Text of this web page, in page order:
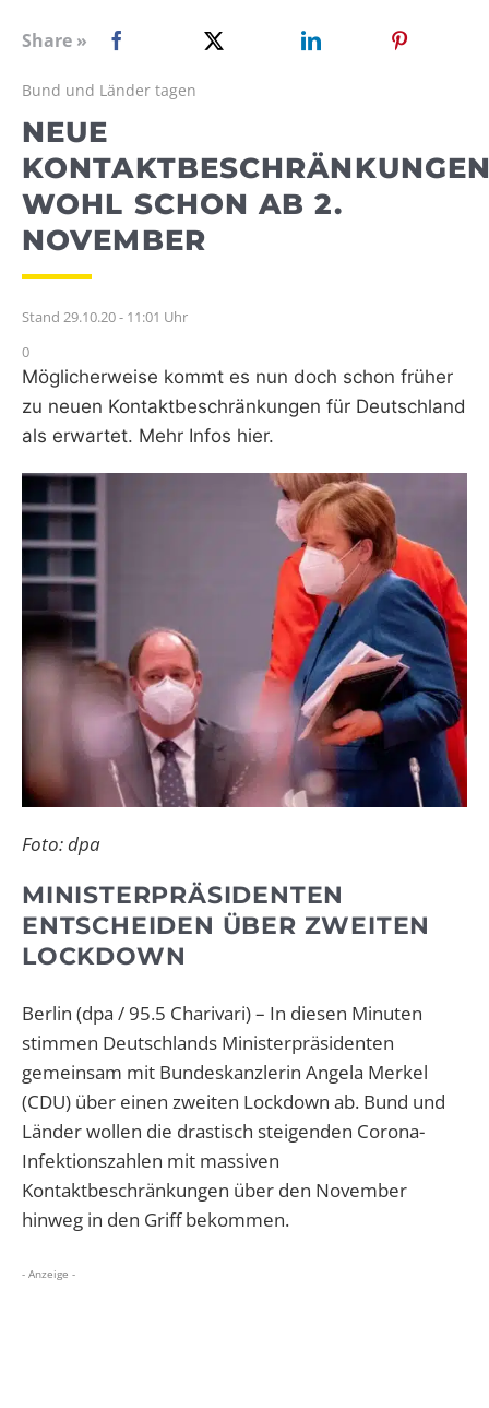
WEBRADIO
Share »
Bund und Länder tagen
NEUE
WOHL SCHON AB 2.
NOVEMBER
Stand 29.10.20 - 11:01 Uhr
0
Möglicherweise kommt es nun doch schon früher
zu neuen Kontaktbeschränkungen für Deutschland
als erwartet. Mehr Infos hier.
Foto: dpa
MINISTERPRÄSIDENTEN
ENTSCHEIDEN ÜBER ZWEITEN
LOCKDOWN
Berlin (dpa / 95.5 Charivari) – In diesen Minuten
stimmen Deutschlands Ministerpräsidenten
gemeinsam mit Bundeskanzlerin Angela Merkel
(CDU) über einen zweiten Lockdown ab. Bund und
Länder wollen die drastisch steigenden Corona-
Infektionszahlen mit massiven
Kontaktbeschränkungen über den November
hinweg in den Griff bekommen.
- Anzeige -